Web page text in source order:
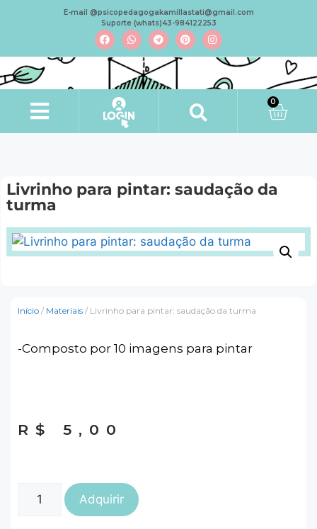
E-mail @psicopedagogakamillastati@gmail.com
Suporte (whats)43-984122253
0
Livrinho para pintar: saudação da
turma
Início / Materiais / Livrinho para pintar: saudação da turma
-Composto por 10 imagens para pintar
R$ 5,00
Adquirir